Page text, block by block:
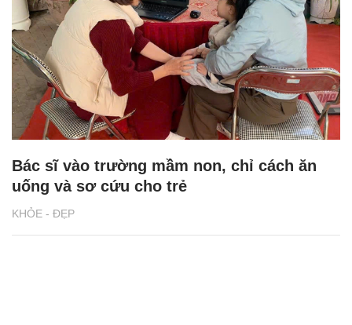
KHỎE - ĐẸP
Bác sĩ vào trường mầm non, chỉ cách ăn
uống và sơ cứu cho trẻ